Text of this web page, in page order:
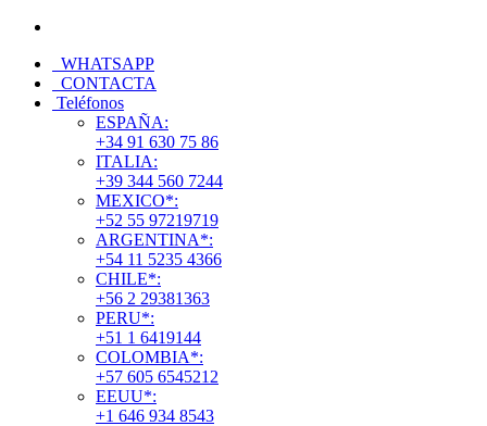
WHATSAPP
CONTACTA
Teléfonos
ESPAÑA:
+34 91 630 75 86
ITALIA:
+39 344 560 7244
MEXICO*:
+52 55 97219719
ARGENTINA*:
+54 11 5235 4366
CHILE*:
+56 2 29381363
PERU*:
+51 1 6419144
COLOMBIA*:
+57 605 6545212
EEUU*:
+1 646 934 8543